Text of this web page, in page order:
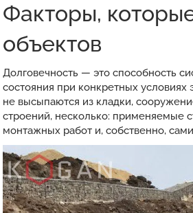
Факторы,
объектов
Долговечность — это способность
состояния при конкретных
не высыпаются из кладки,
строений, несколько: применяемые
монтажных работ и, собственно,